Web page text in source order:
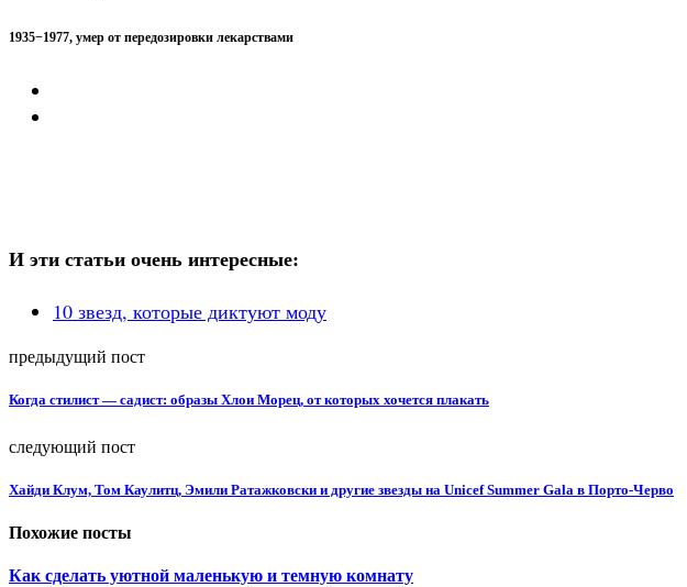
1935−1977, умер от передозировки лекарствами
И эти статьи очень интересные:
10 звезд, которые диктуют моду
предыдущий пост
Когда стилист — садист: образы Хлои Морец, от которых хочется плакать
следующий пост
Хайди Клум, Том Каулитц, Эмили Ратажковски и другие звезды на Unicef Summer Gala в Порто-Черво
Похожие посты
Как сделать уютной маленькую и темную комнату